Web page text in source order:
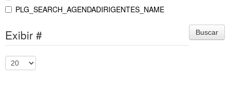
PLG_SEARCH_AGENDADIRIGENTES_NAME
Buscar
Exibir #